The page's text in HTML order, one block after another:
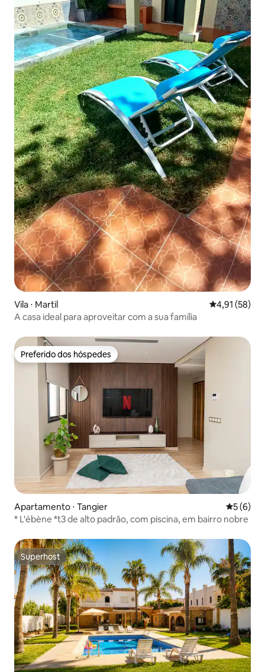
Vila ⋅ Martil 4,91 de uma
4,91 (58)
A casa ideal para aproveitar com a sua família
Preferido dos hóspedes
Preferido dos hóspedes
Apartamento ⋅ Tangier 5 de
5 (6)
* L'ébène *t3 de alto padrão, com piscina, em bairro nobre
Superhost
Superhost